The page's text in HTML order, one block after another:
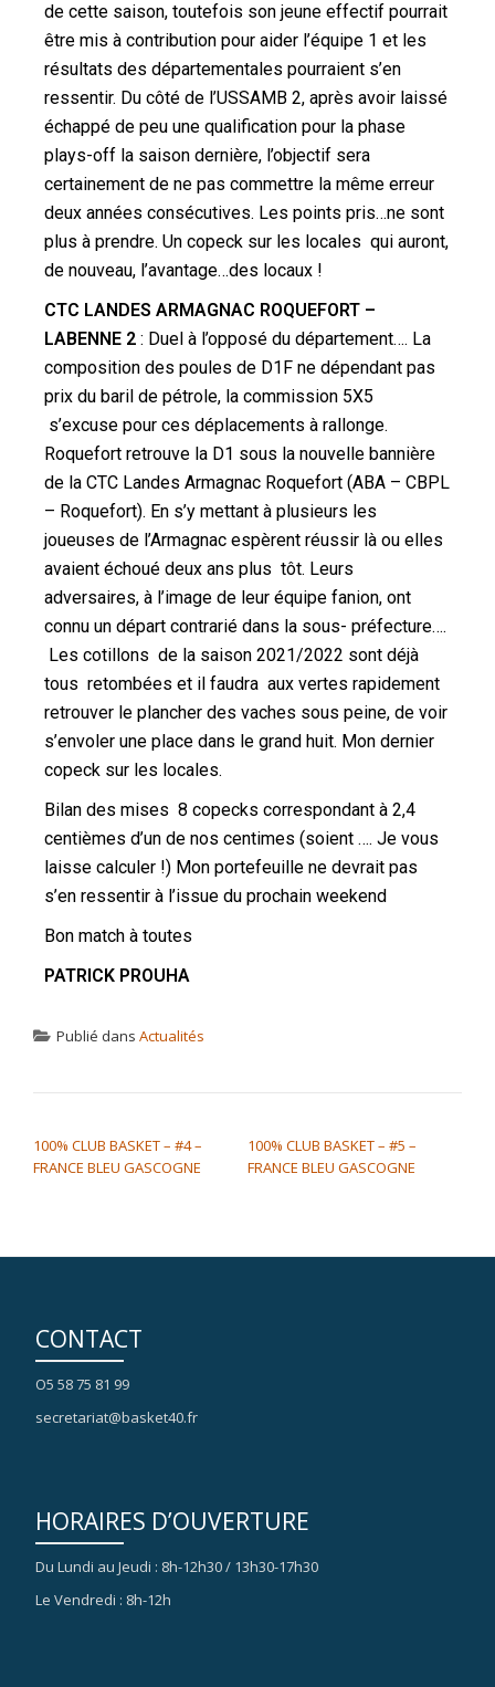
de cette saison, toutefois son jeune effectif pourrait
être mis à contribution pour aider l’équipe 1 et les
résultats des départementales pourraient s’en
ressentir. Du côté de l’USSAMB 2, après avoir laissé
échappé de peu une qualification pour la phase
plays-off la saison dernière, l’objectif sera
certainement de ne pas commettre la même erreur
deux années consécutives. Les points pris…ne sont
plus à prendre. Un copeck sur les locales qui auront,
de nouveau, l’avantage…des locaux !
CTC LANDES ARMAGNAC ROQUEFORT –
LABENNE 2 : Duel à l’opposé du département…. La
composition des poules de D1F ne dépendant pas
prix du baril de pétrole, la commission 5X5
s’excuse pour ces déplacements à rallonge.
Roquefort retrouve la D1 sous la nouvelle bannière
de la CTC Landes Armagnac Roquefort (ABA – CBPL
– Roquefort). En s’y mettant à plusieurs les
joueuses de l’Armagnac espèrent réussir là ou elles
avaient échoué deux ans plus tôt. Leurs
adversaires, à l’image de leur équipe fanion, ont
connu un départ contrarié dans la sous- préfecture….
Les cotillons de la saison 2021/2022 sont déjà
tous retombées et il faudra aux vertes rapidement
retrouver le plancher des vaches sous peine, de voir
s’envoler une place dans le grand huit. Mon dernier
copeck sur les locales.
Bilan des mises 8 copecks correspondant à 2,4
centièmes d’un de nos centimes (soient …. Je vous
laisse calculer !) Mon portefeuille ne devrait pas
s’en ressentir à l’issue du prochain weekend
Bon match à toutes
PATRICK PROUHA
Publié dans Actualités
100% CLUB BASKET – #4 –
FRANCE BLEU GASCOGNE
100% CLUB BASKET – #5 –
FRANCE BLEU GASCOGNE
CONTACT
O5 58 75 81 99
secretariat@basket40.fr
HORAIRES D’OUVERTURE
Du Lundi au Jeudi : 8h-12h30 / 13h30-17h30
Le Vendredi : 8h-12h